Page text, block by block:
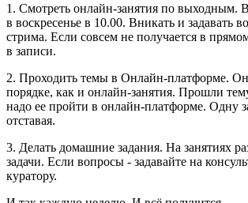
1. Смотреть онлайн-занятия по выходным.
в воскресенье в 10.00. Вникать и задавать
стрима. Если совсем не получается в
в записи.
2. Проходить темы в Онлайн-платформе.
порядке, как и онлайн-занятия. Прошли
надо ее пройти в онлайн-платформе. Одну
отставая.
3. Делать домашние задания. На занятиях
задачи. Если вопросы - задавайте на
куратору.